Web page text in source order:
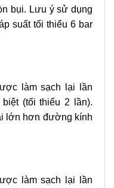
bụi. Lưu ý sử dụng
suất tối thiểu 6 bar
làm sạch lại lần
(tối thiểu 2 lần).
lớn hơn đường kính
làm sạch lại lần